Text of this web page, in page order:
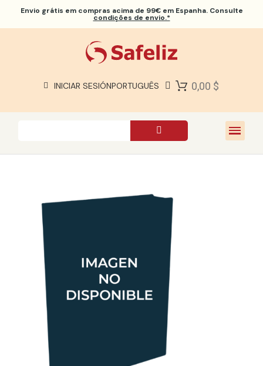
Envio grátis em compras acima de 99€ em Espanha. Consulte
condições de envio.*
INICIAR SESIÓNPORTUGUÊS 0,00 $
SOBRE NÓS